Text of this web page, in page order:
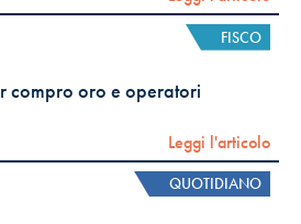
FISCO
compro oro e operatori
Leggi l'articolo
QUOTIDIANO